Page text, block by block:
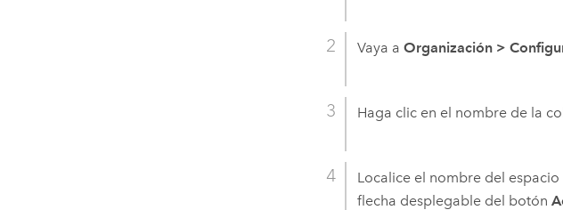
Vaya aOrganización >
Haga clic en el nombre de la
Localice el nombre del
flecha desplegable del botón